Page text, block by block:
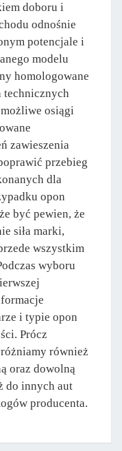
doboru i
odnośnie
potencjale i
modelu
homologowane
technicznych
osiągi
zawieszenia
przebieg
dla
opon
być pewien, że
siła marki,
wszystkim
wyboru
i typie opon
Prócz
również
oraz dowolną
do innych aut
producenta.